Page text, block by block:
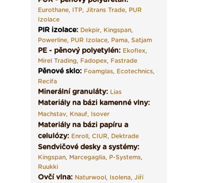
Eurothane, ITP, Jitrans Trade, PUR
Izolace
PIR izolace: Dekpir, Kingspan,
Powerline, PUR Izolace, Pama, Satjam
PE - pěnový polyetylén: Ekoflex,
Mirel Trading, Fadopex, Fastrade
Pěnové sklo: Foamglas, Ecotechnics,
Recifa
Minerální granuláty: Lias
Materiály na bázi kamenné vlny:
Machstav, Knauf, Isover
Materiály na bázi papíru a
celulózy: Enroll, CIUR, Dektrade
Sendvičové desky a systémy:
Kingspan, Marcegaglia, P-Systems,
Ruukki
Ovčí vlna: Naturwool, Isolena, Jiří